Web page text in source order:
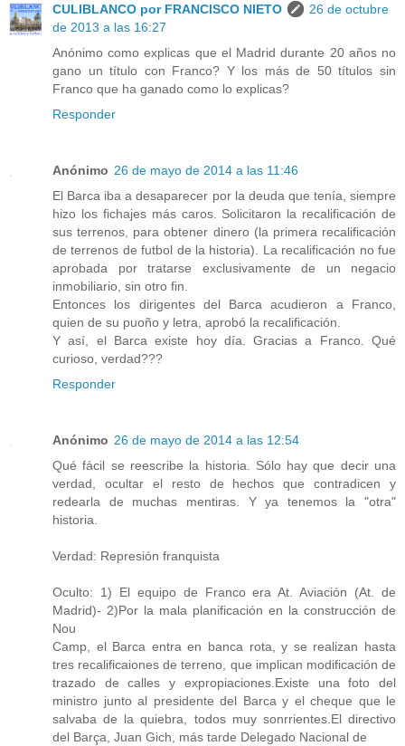
CULIBLANCO por FRANCISCO NIETO
26 de octubre
de 2013 a las 16:27
Anónimo como explicas que el Madrid durante 20 años no
gano un título con Franco? Y los más de 50 títulos sin
Franco que ha ganado como lo explicas?
Responder
Anónimo 26 de mayo de 2014 a las 11:46
El Barca iba a desaparecer por la deuda que tenía, siempre
hizo los fichajes más caros. Solicitaron la recalificación de
sus terrenos, para obtener dinero (la primera recalificación
de terrenos de futbol de la historia). La recalificación no fue
aprobada por tratarse exclusivamente de un negacio
inmobiliario, sin otro fin.
Entonces los dirigentes del Barca acudieron a Franco,
quien de su puoño y letra, aprobó la recalificación.
Y así, el Barca existe hoy día. Gracias a Franco. Qué
curioso, verdad???
Responder
Anónimo 26 de mayo de 2014 a las 12:54
Qué fácil se reescribe la historia. Sólo hay que decir una
verdad, ocultar el resto de hechos que contradicen y
redearla de muchas mentiras. Y ya tenemos la "otra"
historia.
Verdad: Represión franquista
Oculto: 1) El equipo de Franco era At. Aviación (At. de
Madrid)- 2)Por la mala planificación en la construcción de
Nou
Camp, el Barca entra en banca rota, y se realizan hasta
tres recalificaiones de terreno, que implican modificación de
trazado de calles y expropiaciones.Existe una foto del
ministro junto al presidente del Barca y el cheque que le
salvaba de la quiebra, todos muy sonrrientes.El directivo
del Barça, Juan Gich, más tarde Delegado Nacional de